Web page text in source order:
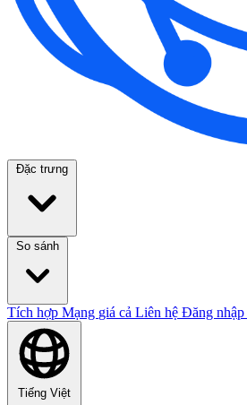
Đặc trưng
So sánh
Tích hợp Mạng giá cả Liên hệ Đăng nhập
Tiếng Việt